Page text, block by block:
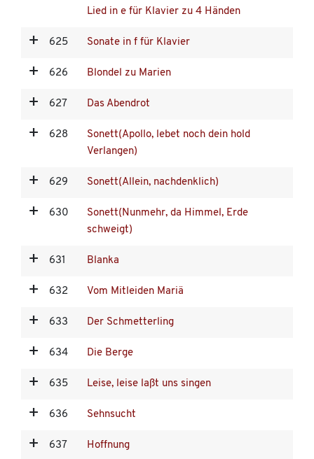
Lied in e für Klavier zu 4 Händen
625 Sonate in f für Klavier
626 Blondel zu Marien
627 Das Abendrot
628
Sonett(Apollo, lebet noch dein hold
Verlangen)
629 Sonett(Allein, nachdenklich)
630
Sonett(Nunmehr, da Himmel, Erde
schweigt)
631 Blanka
632 Vom Mitleiden Mariä
633 Der Schmetterling
634 Die Berge
635 Leise, leise laßt uns singen
636 Sehnsucht
637 Hoffnung